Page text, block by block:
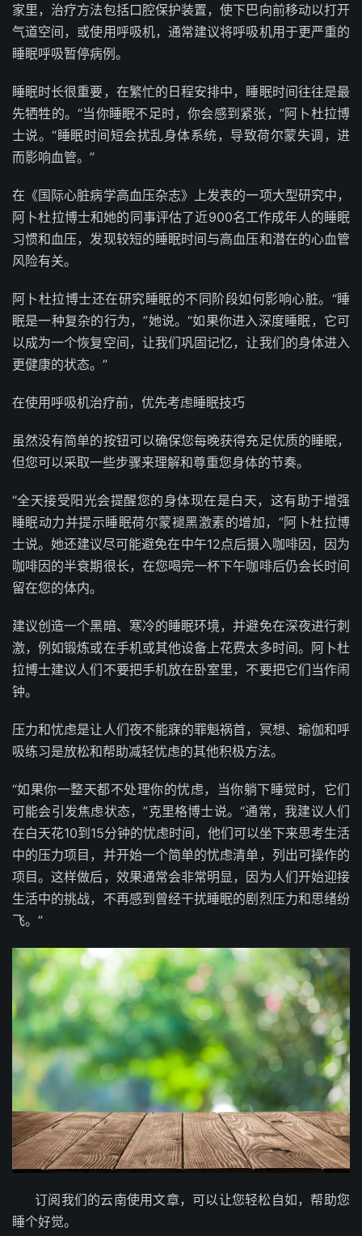
家里，治疗方法包括口腔保护装置，使下巴向前移动以打开
气道空间，或使用呼吸机，通常建议将呼吸机用于更严重的
睡眠呼吸暂停病例。
睡眠时长很重要，在繁忙的日程安排中，睡眠时间往往是最
先牺牲的。“当你睡眠不足时，你会感到紧张，”阿卜杜拉博
士说。“睡眠时间短会扰乱身体系统，导致荷尔蒙失调，进
而影响血管。”
在《国际心脏病学高血压杂志》上发表的一项大型研究中，
阿卜杜拉博士和她的同事评估了近900名工作成年人的睡眠
习惯和血压，发现较短的睡眠时间与高血压和潜在的心血管
风险有关。
阿卜杜拉博士还在研究睡眠的不同阶段如何影响心脏。“睡
眠是一种复杂的行为，”她说。“如果你进入深度睡眠，它可
以成为一个恢复空间，让我们巩固记忆，让我们的身体进入
更健康的状态。”
在使用呼吸机治疗前，优先考虑睡眠技巧
虽然没有简单的按钮可以确保您每晚获得充足优质的睡眠，
但您可以采取一些步骤来理解和尊重您身体的节奏。
“全天接受阳光会提醒您的身体现在是白天，这有助于增强
睡眠动力并提示睡眠荷尔蒙褪黑激素的增加，”阿卜杜拉博
士说。她还建议尽可能避免在中午12点后摄入咖啡因，因为
咖啡因的半衰期很长，在您喝完一杯下午咖啡后仍会长时间
留在您的体内。
建议创造一个黑暗、寒冷的睡眠环境，并避免在深夜进行刺
激，例如锻炼或在手机或其他设备上花费太多时间。阿卜杜
拉博士建议人们不要把手机放在卧室里，不要把它们当作闹
钟。
压力和忧虑是让人们夜不能寐的罪魁祸首，冥想、瑜伽和呼
吸练习是放松和帮助减轻忧虑的其他积极方法。
“如果你一整天都不处理你的忧虑，当你躺下睡觉时，它们
可能会引发焦虑状态，”克里格博士说。“通常，我建议人们
在白天花10到15分钟的忧虑时间，他们可以坐下来思考生活
中的压力项目，并开始一个简单的忧虑清单，列出可操作的
项目。这样做后，效果通常会非常明显，因为人们开始迎接
生活中的挑战，不再感到曾经干扰睡眠的剧烈压力和思绪纷
飞。”
订阅我们的云南使用文章，可以让您轻松自如，帮助您
睡个好觉。